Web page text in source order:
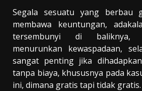
Segala sesuatu yang berbau
membawa keuntungan,
tersembunyi di baliknya,
menurunkan kewaspadaan,
sangat penting jika
tanpa biaya, khususnya pada
ini, dimana gratis tapi tidak gratis.